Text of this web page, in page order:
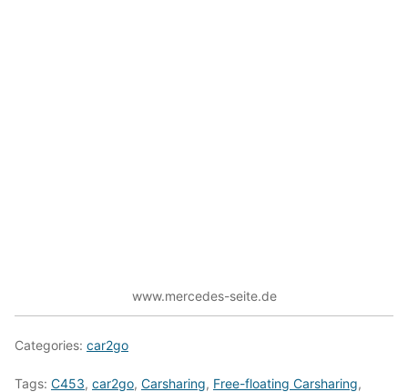
www.mercedes-seite.de
Categories: car2go
Tags: C453, car2go, Carsharing, Free-floating Carsharing,